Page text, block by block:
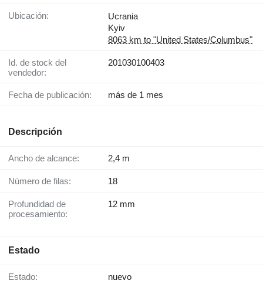
Ubicación:
Ucrania
Kyiv
8063 km to "United States/Columbus"
Id. de stock del
vendedor:
201030100403
Fecha de publicación: más de 1 mes
Descripción
Ancho de alcance: 2,4 m
Número de filas: 18
Profundidad de
procesamiento:
12 mm
Estado
Estado: nuevo